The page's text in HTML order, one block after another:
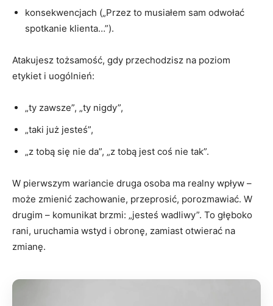
konsekwencjach („Przez to musiałem sam odwołać
spotkanie klienta…”).
Atakujesz tożsamość, gdy przechodzisz na poziom
etykiet i uogólnień:
„ty zawsze”, „ty nigdy”,
„taki już jesteś”,
„z tobą się nie da”, „z tobą jest coś nie tak”.
W pierwszym wariancie druga osoba ma realny wpływ –
może zmienić zachowanie, przeprosić, porozmawiać. W
drugim – komunikat brzmi: „jesteś wadliwy”. To głęboko
rani, uruchamia wstyd i obronę, zamiast otwierać na
zmianę.